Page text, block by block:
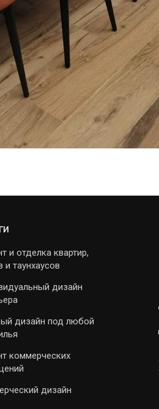
и отделка квартир,
таунхаусов
дизайн
дизайн под любой
коммерческих
дизайн